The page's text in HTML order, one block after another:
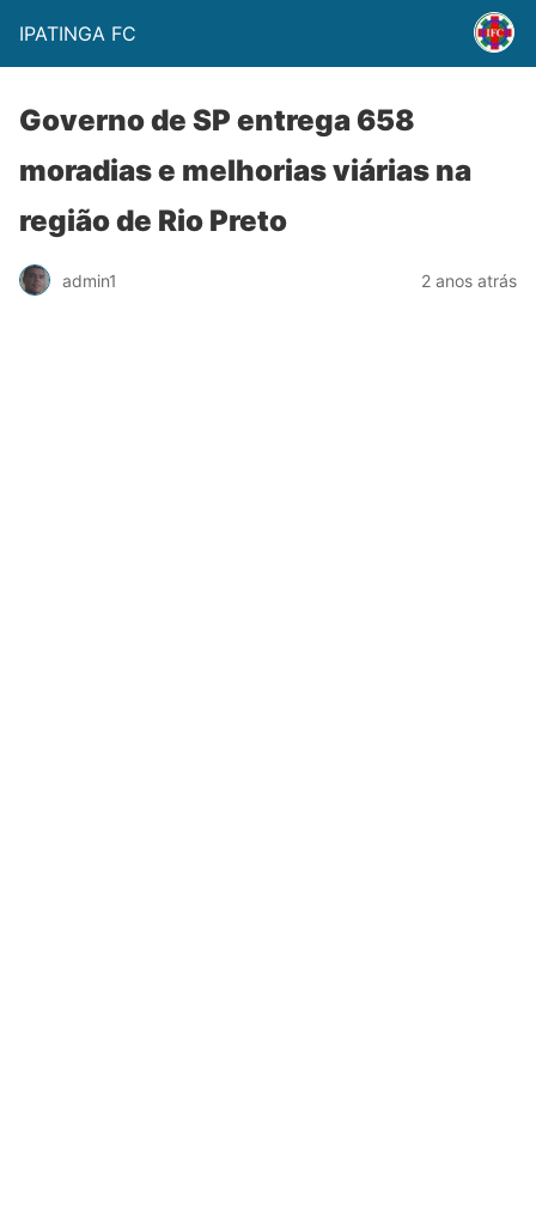
IPATINGA FC
Governo de SP entrega 658
moradias e melhorias viárias na
região de Rio Preto
admin1 2 anos atrás